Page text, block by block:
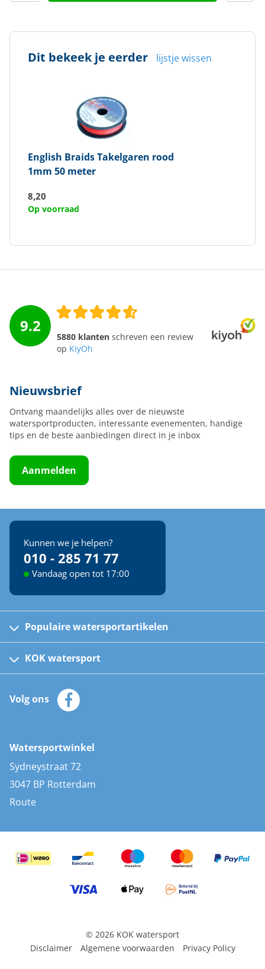
Dit bekeek je eerder lijstje wissen
English BraidsTakelgaren rood
1mm 50 meter
8,20
Op voorraad
9.2
5880 klanten schreven een review
op KiyOh
Nieuwsbrief
Ontvang maandelijks alles over de nieuwste
watersportproducten, interessante evenementen, handige
tips en de beste aanbiedingen direct in je inbox
Aanmelden
Kunnen we je helpen?
010 - 285 71 77
Vandaag open tot 17:00
Populaire watersportartikelen
Kinder reddingsvesten
Automatische reddingsvesten
Zeilkleding
Zonnepanelen
AIS transponders
Stootwillen en fenders
Bootkussens
Zwemtrappen
KOK watersport
Klantenservice
Merken
Volg ons
Watersportwinkel
Sydneystraat 72
3047 BP Rotterdam
Route
© 2026 KOK watersport
Disclaimer
Algemene voorwaarden Privacy Policy